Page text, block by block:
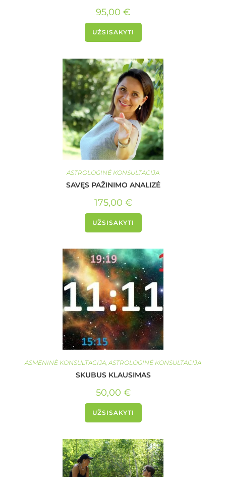
95,00 €
UŽSISAKYTI
ASTROLOGINĖ KONSULTACIJA
SAVĘS PAŽINIMO ANALIZĖ
175,00 €
UŽSISAKYTI
ASMENINĖ KONSULTACIJA,ASTROLOGINĖ KONSULTACIJA
SKUBUS KLAUSIMAS
50,00 €
UŽSISAKYTI